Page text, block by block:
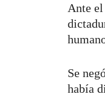
Ante
Se
había